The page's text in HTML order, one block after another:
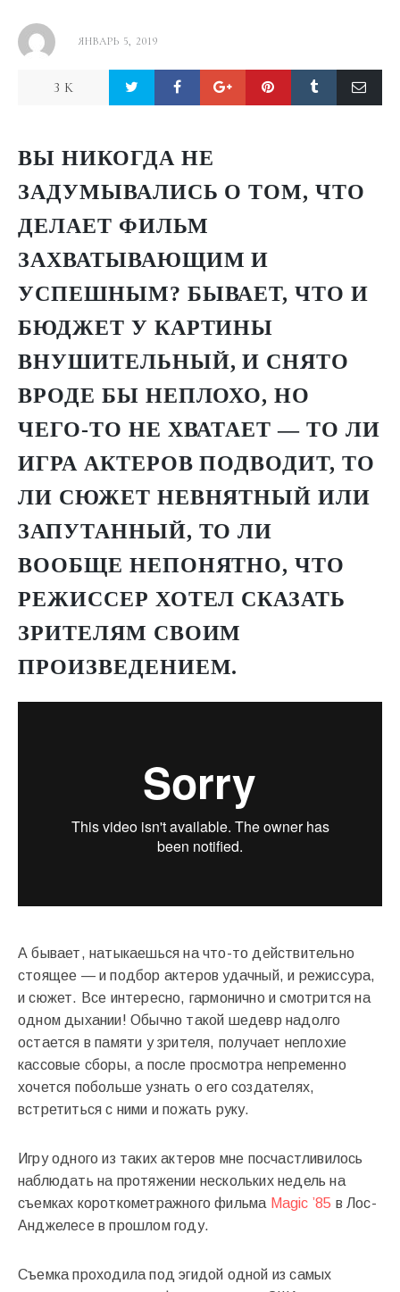
ЯНВАРЬ 5, 2019
3 K
ВЫ НИКОГДА НЕ
ЗАДУМЫВАЛИСЬ О ТОМ, ЧТО
ДЕЛАЕТ ФИЛЬМ
ЗАХВАТЫВАЮЩИМ И
УСПЕШНЫМ? БЫВАЕТ, ЧТО И
БЮДЖЕТ У КАРТИНЫ
ВНУШИТЕЛЬНЫЙ, И СНЯТО
ВРОДЕ БЫ НЕПЛОХО, НО
ЧЕГО-ТО НЕ ХВАТАЕТ — ТО ЛИ
ИГРА АКТЕРОВ ПОДВОДИТ, ТО
ЛИ СЮЖЕТ НЕВНЯТНЫЙ ИЛИ
ЗАПУТАННЫЙ, ТО ЛИ
ВООБЩЕ НЕПОНЯТНО, ЧТО
РЕЖИССЕР ХОТЕЛ СКАЗАТЬ
ЗРИТЕЛЯМ СВОИМ
ПРОИЗВЕДЕНИЕМ.
А бывает, натыкаешься на что-то действительно
стоящее — и подбор актеров удачный, и режиссура,
и сюжет. Все интересно, гармонично и смотрится на
одном дыхании! Обычно такой шедевр надолго
остается в памяти у зрителя, получает неплохие
кассовые сборы, а после просмотра непременно
хочется побольше узнать о его создателях,
встретиться с ними и пожать руку.
Игру одного из таких актеров мне посчастливилось
наблюдать на протяжении нескольких недель на
съемках короткометражного фильма Magic ’85 в Лос-
Анджелесе в прошлом году.
Съемка проходила под эгидой одной из самых